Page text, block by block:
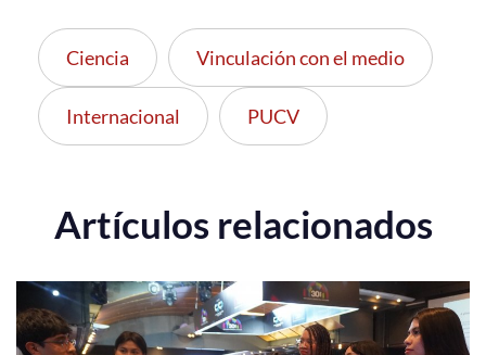
Ciencia Vinculación con el medio
Internacional PUCV
Artículos relacionados